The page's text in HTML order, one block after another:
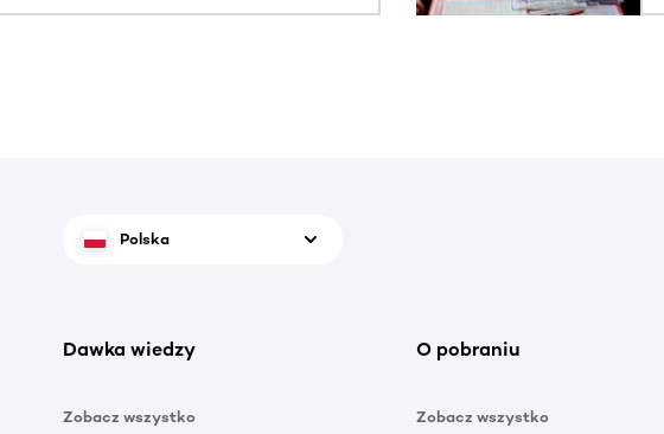
Polska
Dawka wiedzy
Zobacz wszystko
O pobraniu
Zobacz wszystko